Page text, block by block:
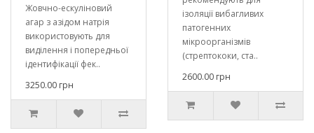
Жовчно-ескуліновий
агар з азідом натрія
використовують для
виділення і попередньої
ідентифікації фек..
3250.00 грн
ізоляції вибагливих
патогенних
мікроорганізмів
(стрептококи, ста..
2600.00 грн